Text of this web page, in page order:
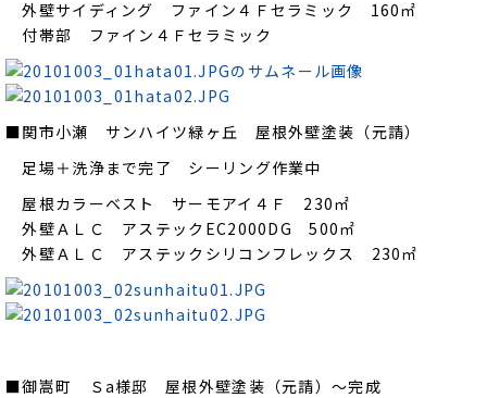
外壁サイディング ファイン４Ｆセラミック 160㎡
付帯部 ファイン４Ｆセラミック
■関市小瀬 サンハイツ緑ヶ丘 屋根外壁塗装（元請）
足場＋洗浄まで完了 シーリング作業中
屋根カラーベスト サーモアイ４Ｆ 230㎡
外壁ＡＬＣ アステックEC2000DG 500㎡
外壁ＡＬＣ アステックシリコンフレックス 230㎡
■御嵩町 Ｓa様邸 屋根外壁塗装（元請）～完成